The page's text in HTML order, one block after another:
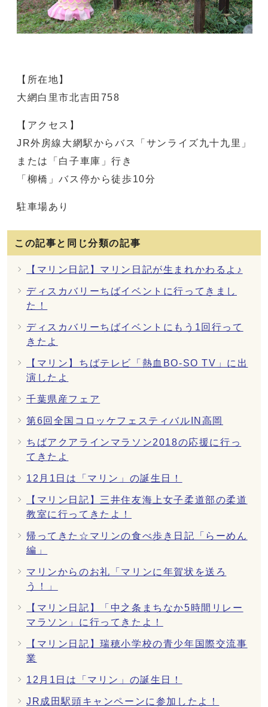
【所在地】
大網白里市北吉田758
【アクセス】
JR外房線大網駅からバス「サンライズ九十九里」
または「白子車庫」行き
「柳橋」バス停から徒歩10分
駐車場あり
この記事と同じ分類の記事
【マリン日記】マリン日記が生まれかわるよ♪
ディスカバリーちばイベントに行ってきまし
た！
ディスカバリーちばイベントにもう1回行って
きたよ
【マリン】ちばテレビ「熱血BO-SO TV」に出
演したよ
千葉県産フェア
第6回全国コロッケフェスティバルIN高岡
ちばアクアラインマラソン2018の応援に行っ
てきたよ
12月1日は「マリン」の誕生日！
【マリン日記】三井住友海上女子柔道部の柔道
教室に行ってきたよ！
帰ってきた☆マリンの食べ歩き日記「らーめん
編」
マリンからのお礼「マリンに年賀状を送ろ
う！」
【マリン日記】「中之条まちなか5時間リレー
マラソン」に行ってきたよ！
【マリン日記】瑞穂小学校の青少年国際交流事
業
12月1日は「マリン」の誕生日！
JR成田駅頭キャンペーンに参加したよ！